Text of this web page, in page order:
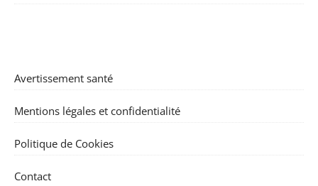
Avertissement santé
Mentions légales et confidentialité
Politique de Cookies
Contact